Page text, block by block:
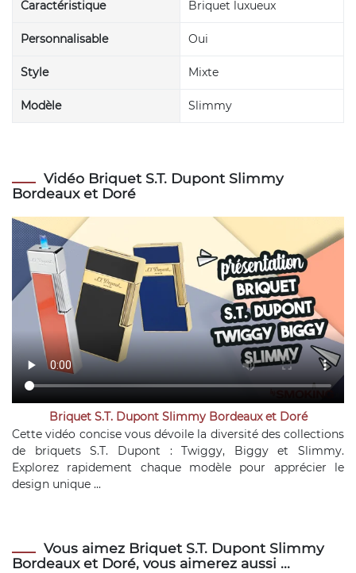
Caractéristique Briquet luxueux
Personnalisable Oui
Style Mixte
Modèle Slimmy
Vidéo Briquet S.T. Dupont Slimmy
Bordeaux et Doré
Briquet S.T. Dupont Slimmy Bordeaux et Doré
Cette vidéo concise vous dévoile la diversité des collections
de briquets S.T. Dupont : Twiggy, Biggy et Slimmy.
Explorez rapidement chaque modèle pour apprécier le
design unique ...
Vous aimez Briquet S.T. Dupont Slimmy
Bordeaux et Doré, vous aimerez aussi ...